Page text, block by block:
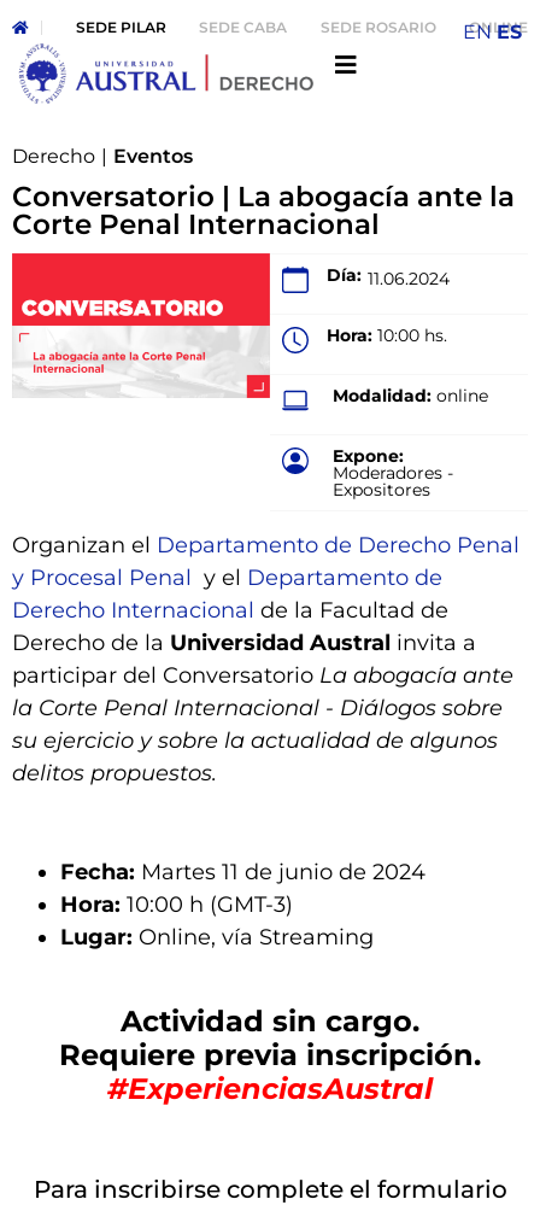
SEDE PILAR SEDE CABA SEDE ROSARIO ONLINE
Derecho | Eventos
Conversatorio | La abogacía ante la
Corte Penal Internacional
Día: 11.06.2024
Hora: 10:00 hs.
Modalidad: online
Expone:
Moderadores -
Expositores
Organizan el Departamento de Derecho Penal
y Procesal Penal y el Departamento de
Derecho Internacional de la Facultad de
Derecho de la Universidad Austral invita a
participar del Conversatorio La abogacía ante
la Corte Penal Internacional - Diálogos sobre
su ejercicio y sobre la actualidad de algunos
delitos propuestos.
Fecha: Martes 11 de junio de 2024
Hora: 10:00 h (GMT-3)
Lugar: Online, vía Streaming
Actividad sin cargo.
Requiere previa inscripción.
#ExperienciasAustral
Para inscribirse complete el formulario
EN ES